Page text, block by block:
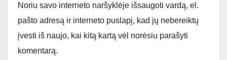
Noriu savo interneto naršyklėje išsaugoti vardą, el.
pašto adresą ir interneto puslapį, kad jų nebereiktų
įvesti iš naujo, kai kitą kartą vėl norėsiu parašyti
komentarą.